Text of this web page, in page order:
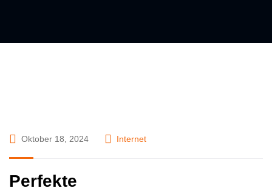
Oktober 18, 2024 Internet
Perfekte